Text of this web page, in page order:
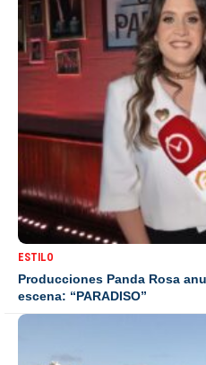
ESTILO
Producciones Panda Rosa
escena: “PARADISO”